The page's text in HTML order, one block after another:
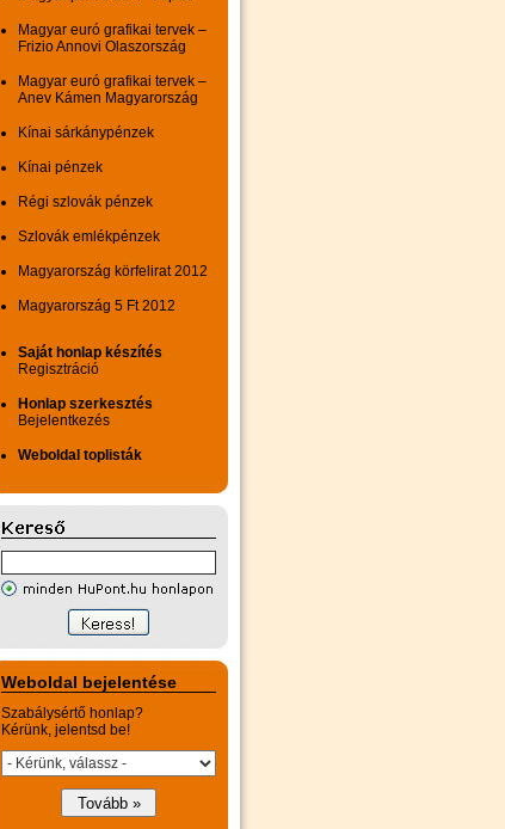
Magyar euró grafikai tervek –
Frizio Annovi Olaszország
Magyar euró grafikai tervek –
Anev Kámen Magyarország
Kínai sárkánypénzek
Kínai pénzek
Régi szlovák pénzek
Szlovák emlékpénzek
Magyarország körfelirat 2012
Magyarország 5 Ft 2012
Saját honlap készítés
Regisztráció
Honlap szerkesztés
Bejelentkezés
Weboldal toplisták
Weboldal bejelentése
Szabálysértő honlap?
Kérünk, jelentsd be!